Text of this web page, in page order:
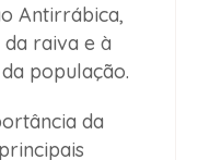
Antirrábica,
raiva e à
população.
da